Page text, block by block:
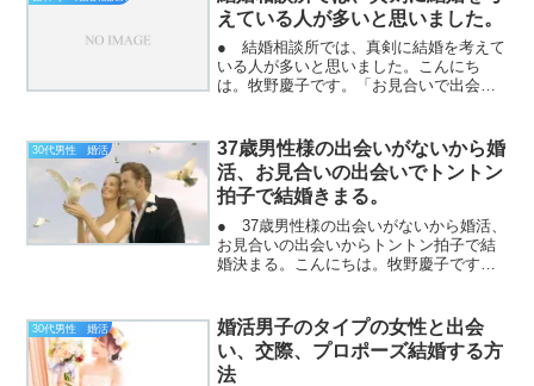
が、そこで、恋愛にならない...
えている人が多いと思いました。
● 結婚相談所では、真剣に結婚を考えて
いる人が多いと思いました。こんにち
は。牧野慶子です。「お見合いで出会う
た。」実際に、ご入会頂いて活動してお
見合いで出会っていくと、「...
30代男性 婚活
37歳男性様の出会いがないから婚
活、お見合いの出会いでトントン
拍子で結婚きまる。
● 37歳男性様の出会いがないから婚活、
お見合いの出会いからトントン拍子で結
婚決まる。こんにちは。牧野慶子です。
ことでご入会いただきました。37歳の男
性様、お相手女性様...
30代男性 婚活
婚活男子のタイプの女性と出会
い、交際、プロポーズ結婚する方
法